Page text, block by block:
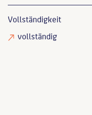
Vollständigkeit
vollständig